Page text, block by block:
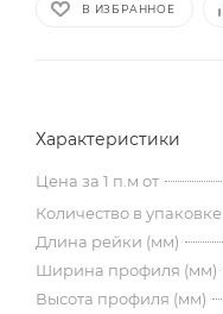
В ИЗБРАННОЕ
Характеристики
Цена за 1 п.м от
Количество в упаковке
Длина рейки (мм)
Ширина профиля (мм)
Высота профиля (мм)